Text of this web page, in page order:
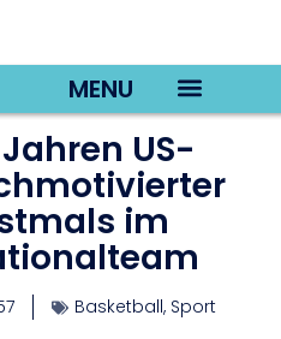
MENU
US-
im
Basketball, Sport